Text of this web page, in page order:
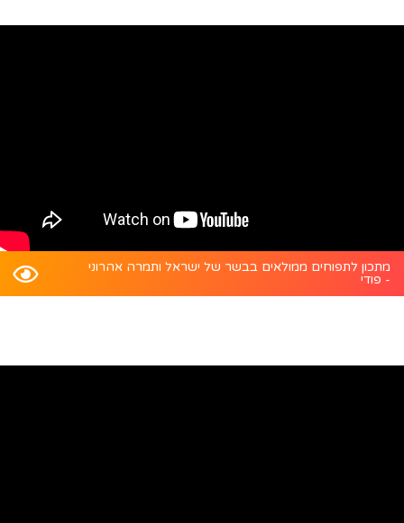
מתכון לתפוחים ממולאים בבשר של ישראל ותמרה אהרוני
- פודי